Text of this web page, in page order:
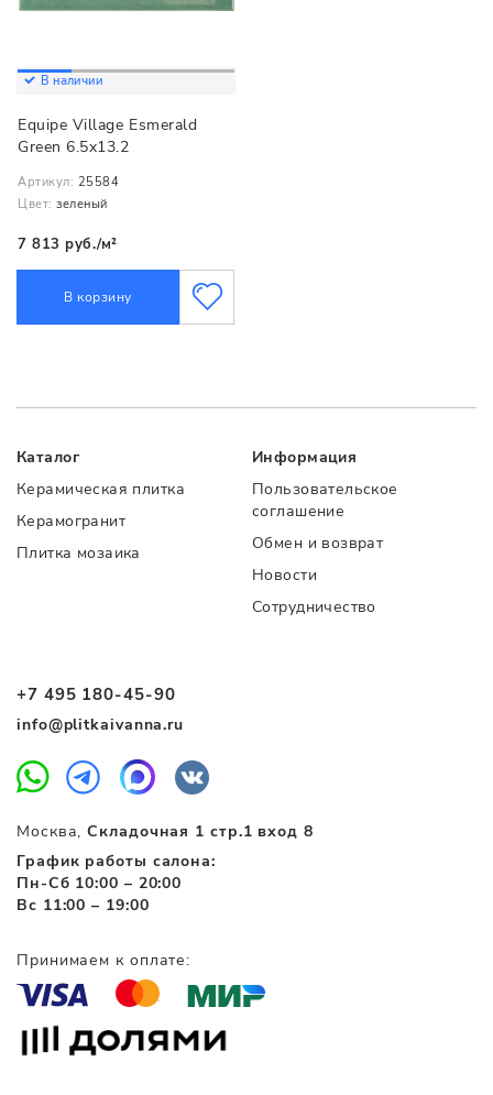
В наличии
Equipe Village Esmerald
Green 6.5x13.2
Артикул: 25584
Цвет: зеленый
7 813 руб./м²
В корзину
+7 495 180-45-90
info@plitkaivanna.ru
Москва,Складочная 1 стр.1 вход 8
График работы салона:
Пн-Сб 10:00 – 20:00
Вс 11:00 – 19:00
Каталог
Керамическая плитка
Керамогранит
Плитка мозаика
Информация
Пользовательское
соглашение
Обмен и возврат
Новости
Сотрудничество
Принимаем к оплате: